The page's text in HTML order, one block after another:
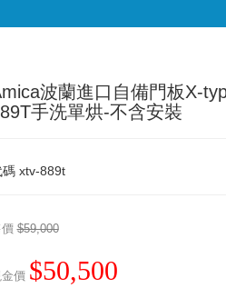
波蘭進口自備門板X-
手洗單烘-不含安裝
碼 xtv-889t
$59,000
價 $50,500